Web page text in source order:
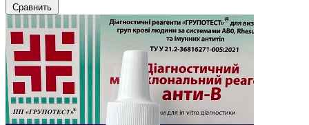
Сравнить